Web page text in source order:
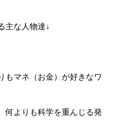
主な人物達↓
もマネ（お金）が好きなワ
何よりも科学を重んじる発